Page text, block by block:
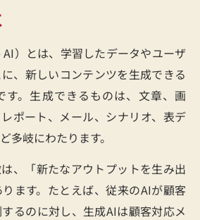
）とは、学習したデータやユーザ
、新しいコンテンツを生成できる
す。生成できるものは、文章、画
ポート、メール、シナリオ、表デ
多岐にわたります。
、「新たなアウトプットを生み出
ます。たとえば、従来のAIが顧客
るのに対し、生成AIは顧客対応メ